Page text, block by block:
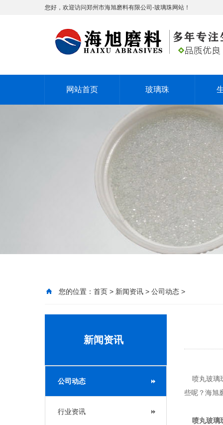
您好，欢迎访问郑州市海旭磨料有限公司-玻璃珠网站！
网站首页 玻璃珠
您的位置： 首页 > 新闻资讯 > 公司动态 >
新闻资讯
公司动态
行业资讯
喷丸玻璃
些呢？海旭
喷丸玻璃